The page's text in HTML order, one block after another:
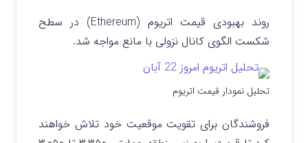
روند بهبودی قیمت اتریوم (Ethereum) در سطح
شکست الگوی کانال نزولی با مانع مواجه شد.
تحلیل نمودار قیمت اتریوم
فروشندگان برای تقویت موقعیت خود تلاش خواهند